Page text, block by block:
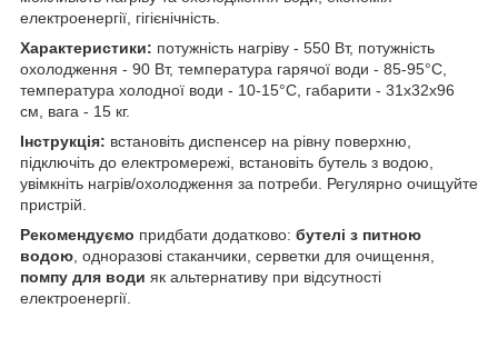
електроенергії, гігієнічність.
Характеристики: потужність нагріву - 550 Вт, потужність
охолодження - 90 Вт, температура гарячої води - 85-95°C,
температура холодної води - 10-15°C, габарити - 31x32x96
см, вага - 15 кг.
Інструкція: встановіть диспенсер на рівну поверхню,
підключіть до електромережі, встановіть бутель з водою,
увімкніть нагрів/охолодження за потреби. Регулярно очищуйте
пристрій.
Рекомендуємо придбати додатково: бутелі з питною
водою , одноразові стаканчики, серветки для очищення,
помпу для води як альтернативу при відсутності
електроенергії.